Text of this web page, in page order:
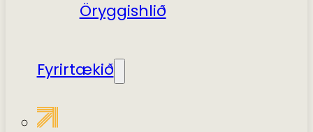
Öryggishlið
Fyrirtækið